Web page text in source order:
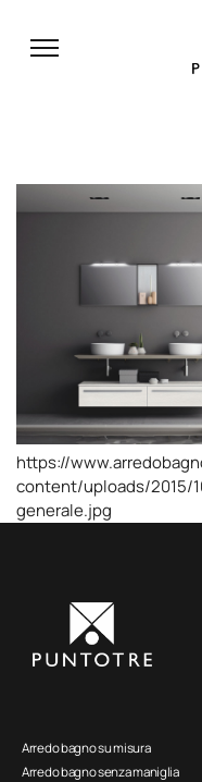
https://
content/uploads/2015/
generale.jpg
Arredo bagno su misura
Arredo bagno senza maniglia